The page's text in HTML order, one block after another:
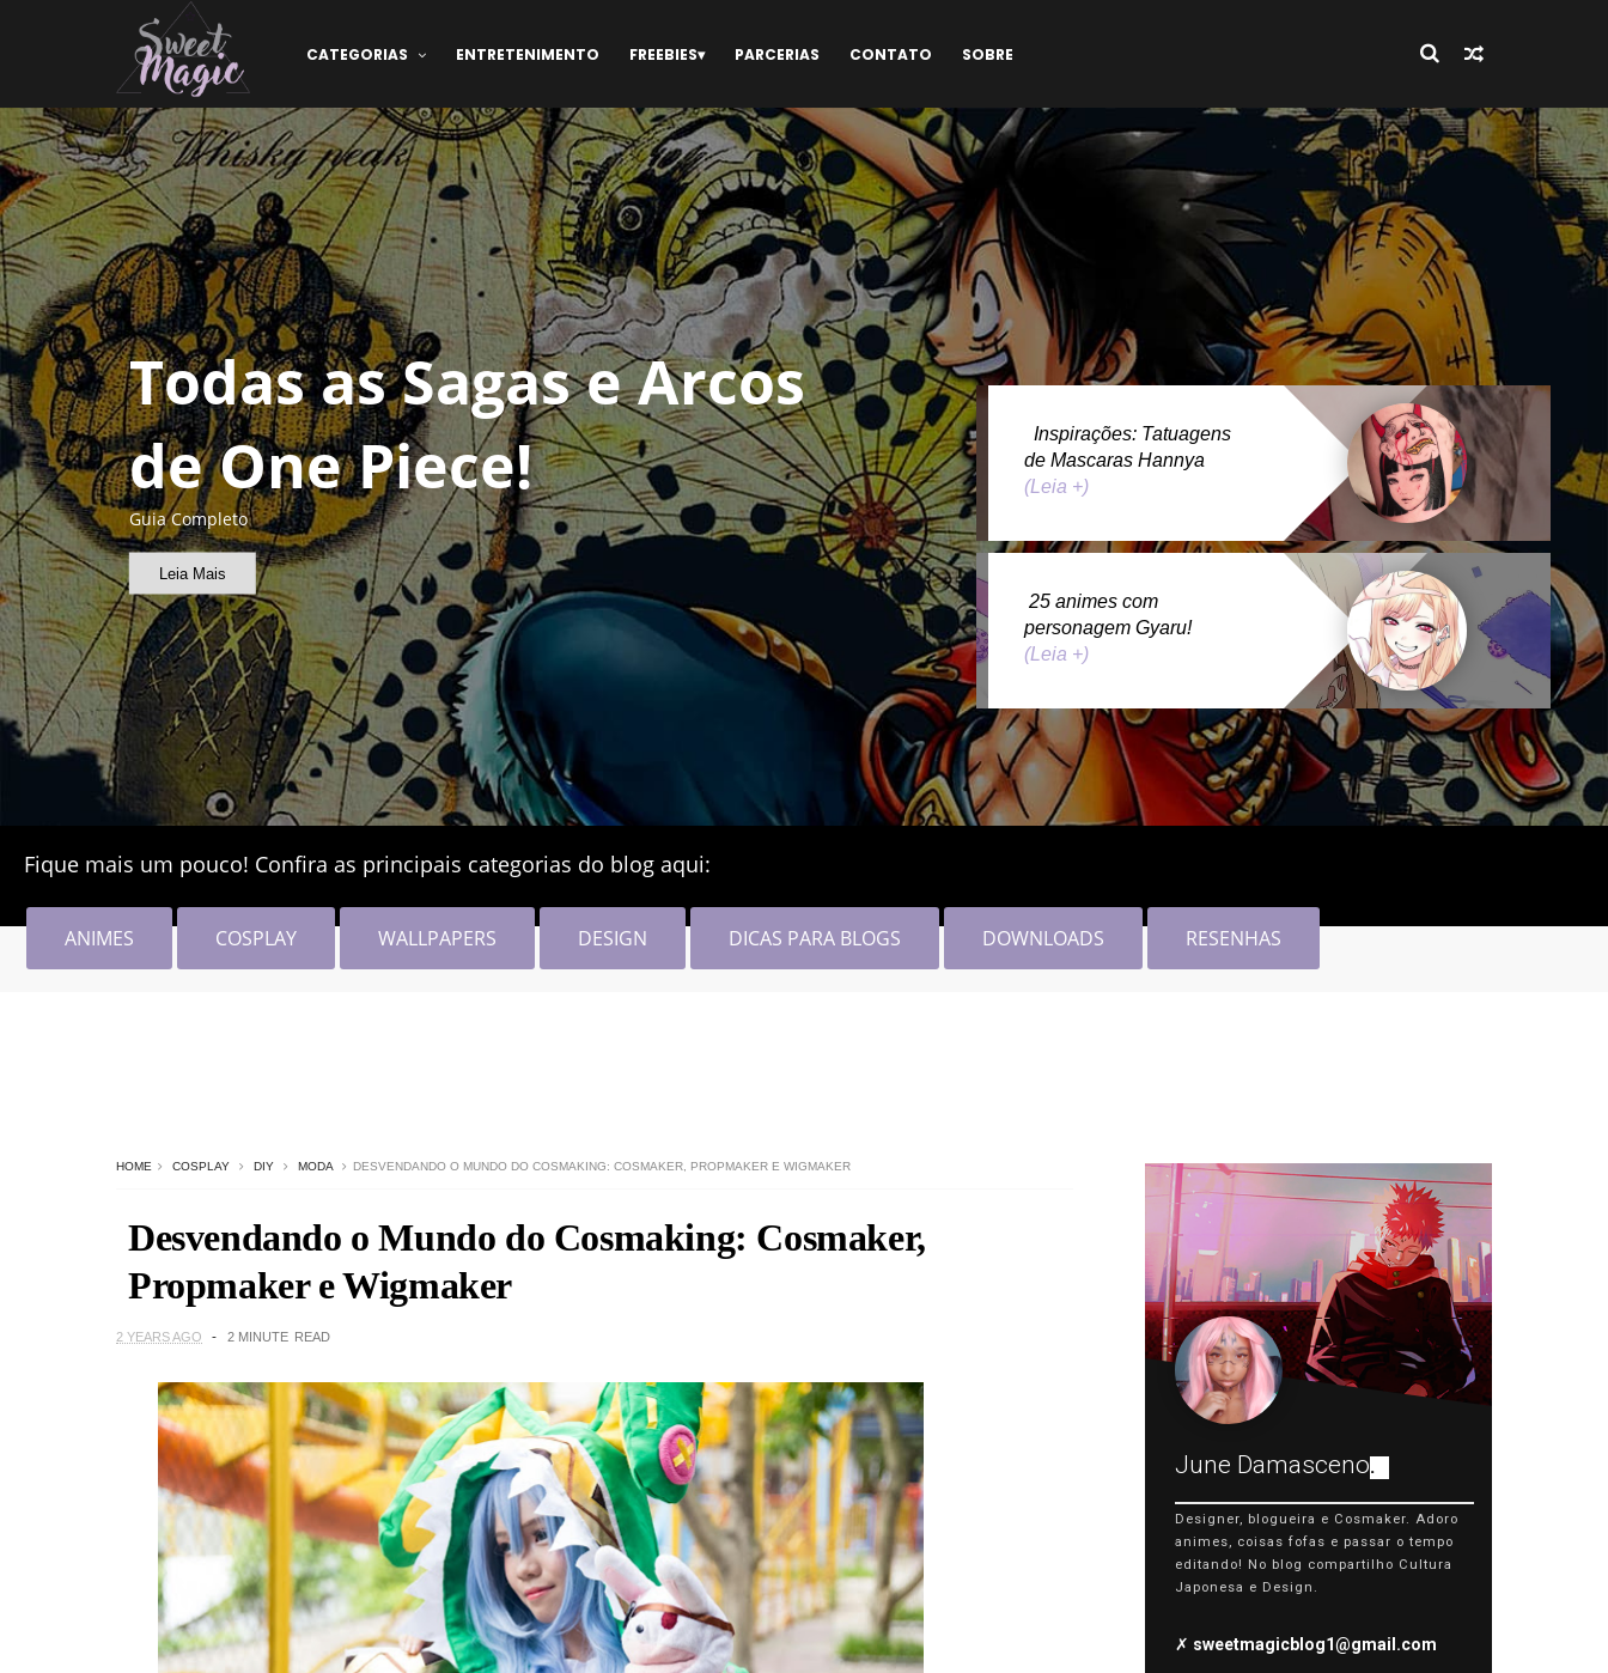
CATEGORIAS ENTRETENIMENTO FREEBIES PARCERIAS CONTATO SOBRE
Todas as Sagas e Arcos
de One Piece!
Guia Completo
Leia Mais
Inspirações: Tatuagens
de Mascaras Hannya
(Leia +)
25 animes com
personagem Gyaru!
(Leia +)
Fique mais um pouco! Confira as principais categorias do blog aqui:
ANIMES COSPLAY WALLPAPERS DESIGN DICAS PARA BLOGS DOWNLOADS RESENHAS
HOME COSPLAY DIY MODA DESVENDANDO O MUNDO DO COSMAKING: COSMAKER, PROPMAKER E WIGMAKER
Desvendando o Mundo do Cosmaking: Cosmaker,
Propmaker e Wigmaker
2 YEARS AGO 2 MINUTE READ
June Damasceno.
Designer, blogueira e Cosmaker. Adoro
animes, coisas fofas e passar o tempo
editando! No blog compartilho Cultura
Japonesa e Design.
✗ sweetmagicblog1@gmail.com